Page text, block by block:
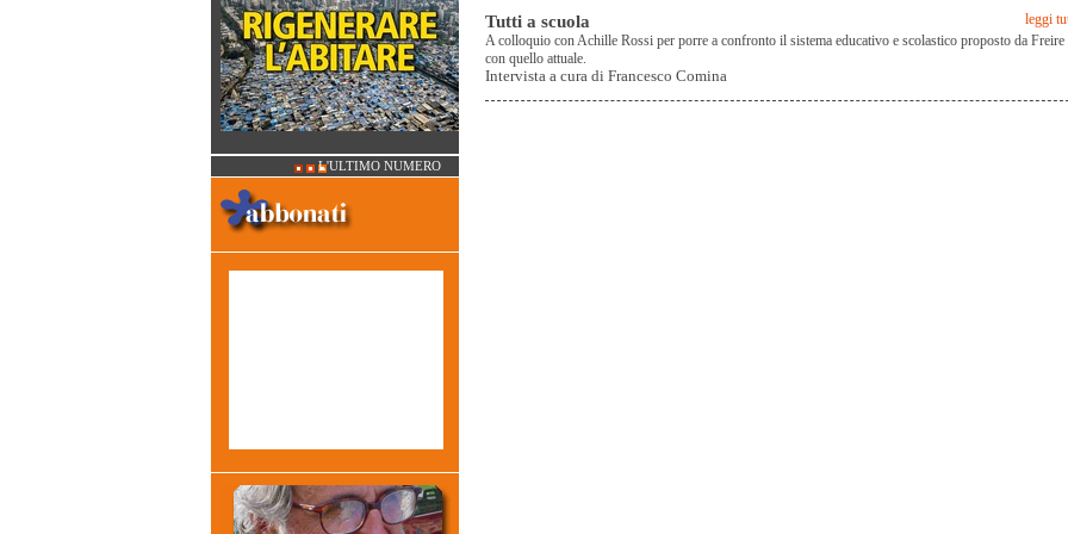
Tutti a scuola leggi
A colloquio con Achille Rossi per porre a confronto il sistema educativo e scolastico proposto da Freire
con quello attuale.
Intervista a cura di Francesco Comina
L'ULTIMO NUMERO